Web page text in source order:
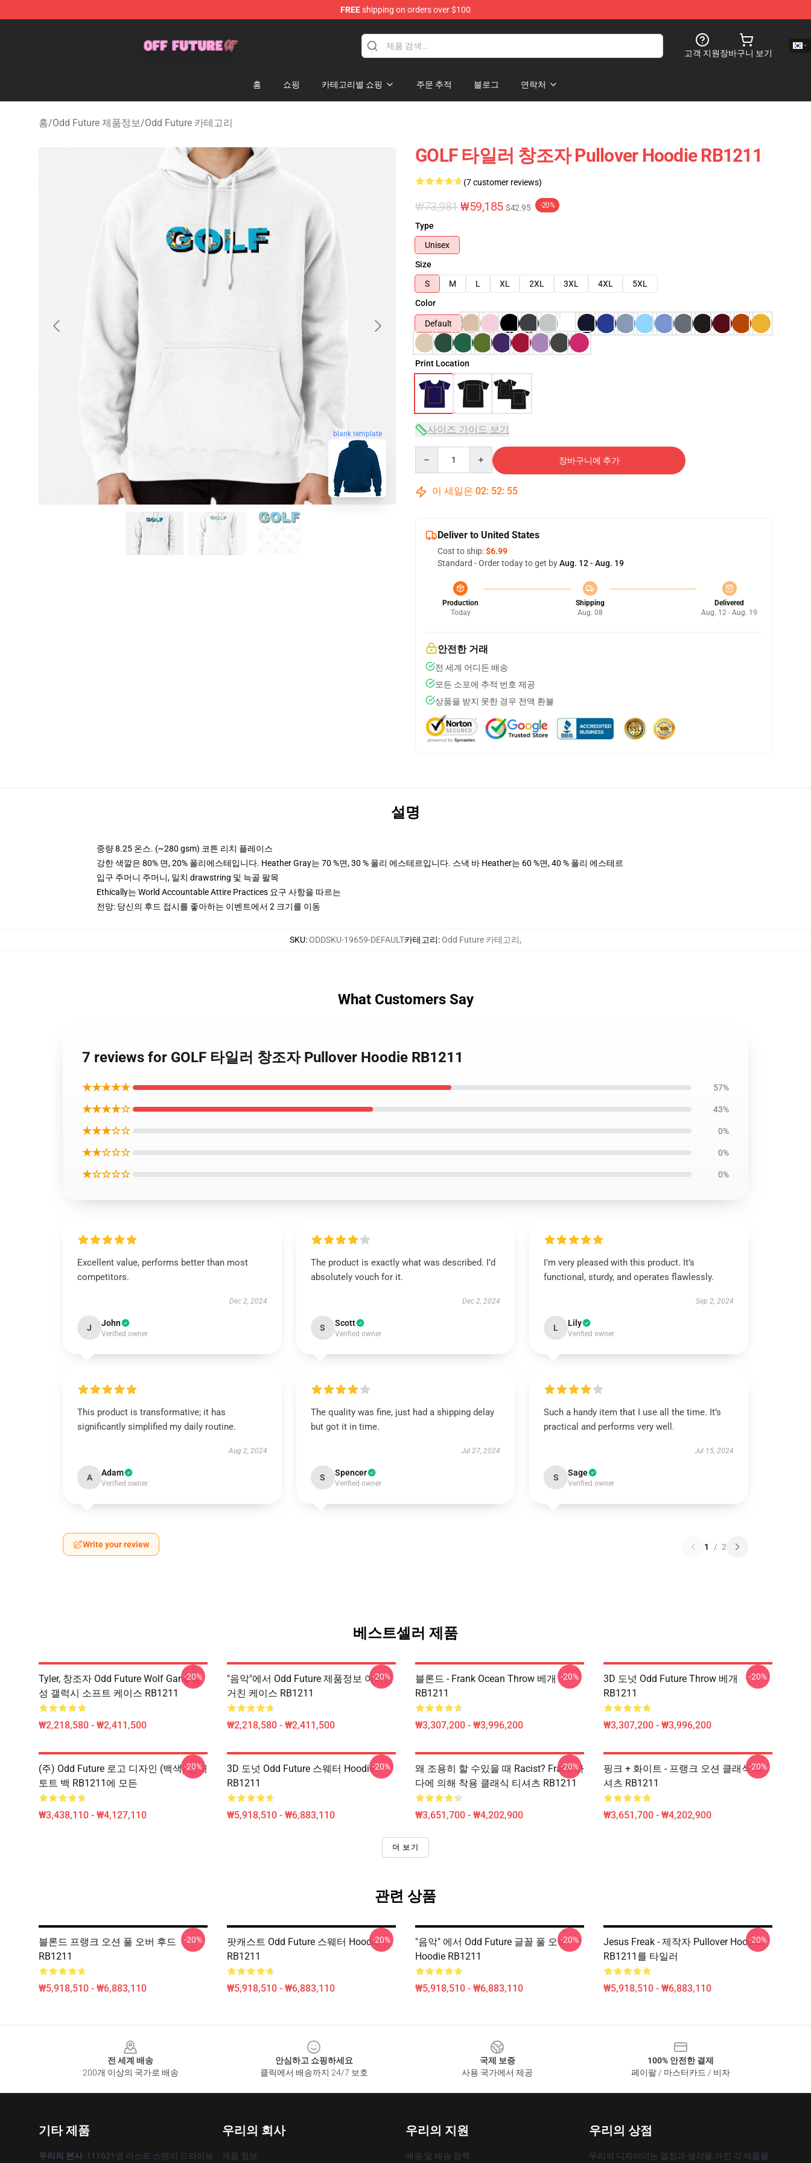
FREEshipping on orders over $100
고객 지원장바구니 보기
홈 쇼핑 카테고리별 쇼핑 주문 추적 블로그 연락처
홈/Odd Future 제품정보/Odd Future 카테고리
blank template
GOLF 타일러 창조자 Pullover Hoodie RB1211
(7 customer reviews)
₩73,981 ₩59,185 $42.95 -20%
Type
Unisex
Size
S
M L XL 2XL 3XL 4XL
5XL
Color
Default
Print Location
사이즈 가이드 보기
장바구니에 추가
이 세일은 02: 52: 54
Deliver to United States
Cost to ship:$6.99
Standard - Order today to get byAug. 12 - Aug. 19
Production
Today
Shipping
Aug. 08
Delivered
Aug. 12 - Aug. 19
안전한 거래
전 세계 어디든 배송
모든 소포에 추적 번호 제공
상품을 받지 못한 경우 전액 환불
설명
중량 8.25 온스. (~280 gsm) 코튼 리치 플레이스
강한 색깔은 80% 면, 20% 폴리에스테입니다. Heather Gray는 70 %면, 30 % 폴리 에스테르입니다. 스낵 바 Heather는 60 %면, 40 % 폴리 에스테르
입구 주머니 주머니, 일치 drawstring 및 늑골 팔목
Ethically는 World Accountable Attire Practices 요구 사항을 따르는
전망: 당신의 후드 접시를 좋아하는 이벤트에서 2 크기를 이동
SKU:ODDSKU-19659-DEFAULT카테고리:Odd Future 카테고리,
What Customers Say
7 reviews for GOLF 타일러 창조자 Pullover Hoodie RB1211
★★★★★ 57%
★★★★☆ 43%
★★★☆☆ 0%
★★☆☆☆ 0%
★☆☆☆☆ 0%
Excellent value, performs better than most
competitors.
Dec 2, 2024
J John
Verified owner
The product is exactly what was described. I’d
absolutely vouch for it.
Dec 2, 2024
S Scott
Verified owner
I’m very pleased with this product. It’s
functional, sturdy, and operates flawlessly.
Sep 2, 2024
L Lily
Verified owner
This product is transformative; it has
significantly simplified my daily routine.
Aug 2, 2024
A Adam
Verified owner
The quality was fine, just had a shipping delay
but got it in time.
Jul 27, 2024
S Spencer
Verified owner
Such a handy item that I use all the time. It’s
practical and performs very well.
Jul 15, 2024
S Sage
Verified owner
Write your review 1 / 2
베스트셀러 제품
Tyler, 창조자 Odd Future Wolf Gang 삼
성 갤럭시 소프트 케이스 RB1211
₩2,218,580 - ₩2,411,500
-20%
"음악"에서 Odd Future 제품정보 아이폰
거친 케이스 RB1211
₩2,218,580 - ₩2,411,500
-20%
블론드 - Frank Ocean Throw 베개
RB1211
₩3,307,200 - ₩3,996,200
-20%
3D 도넛 Odd Future Throw 베개
RB1211
₩3,307,200 - ₩3,996,200
-20%
(주) Odd Future 로고 디자인 (백색) 인쇄
토트 백 RB1211에 모든
₩3,438,110 - ₩4,127,110
-20%
3D 도넛 Odd Future 스웨터 Hoodie
RB1211
₩5,918,510 - ₩6,883,110
-20%
왜 조용히 할 수있을 때 Racist? Frank 바
다에 의해 착용 클래식 티셔츠 RB1211
₩3,651,700 - ₩4,202,900
-20%
핑크 + 화이트 - 프랭크 오션 클래식 티
셔츠 RB1211
₩3,651,700 - ₩4,202,900
-20%
더 보기
관련 상품
블론드 프랭크 오션 풀 오버 후드
RB1211
₩5,918,510 - ₩6,883,110
-20%
팟캐스트 Odd Future 스웨터 Hoodie
RB1211
₩5,918,510 - ₩6,883,110
-20%
"음악" 에서 Odd Future 글꼴 풀 오버
Hoodie RB1211
₩5,918,510 - ₩6,883,110
-20%
Jesus Freak - 제작자 Pullover Hoodie
RB1211를 타일러
₩5,918,510 - ₩6,883,110
-20%
전 세계 배송
200개 이상의 국가로 배송
안심하고 쇼핑하세요
클릭에서 배송까지 24/7 보호
국제 보증
사용 국가에서 제공
100% 안전한 결제
페이팔 / 마스터카드 / 비자
기타 제품
우리의 본사: 111621명 이스트 스탠리 드라이브
우리의 회사
제품 정보
우리의 지원
배송 및 배송 정책
우리의 상점
우리의 디자이너는 열정과 생각을 가진 각 제품을